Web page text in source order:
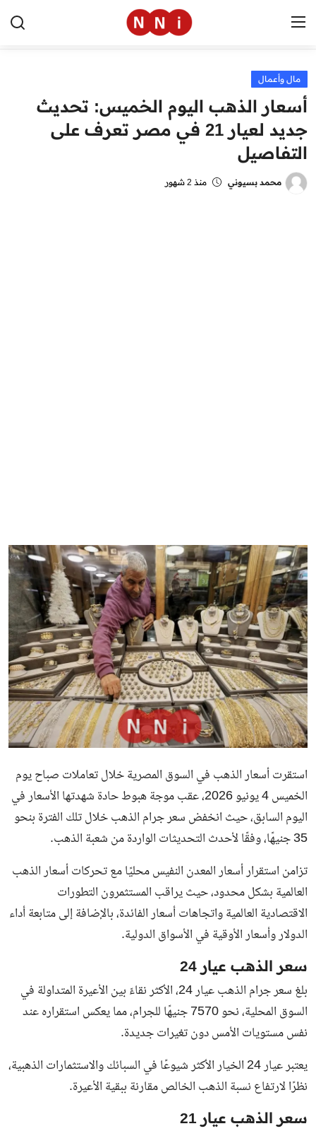
الرئيسية
اخبار مصر
العالم
الرياضة
مال وأعمال
أسعار الذهب اليوم الخميس: تحديث
جديد لعيار 21 في مصر تعرف على
التفاصيل
محمد بسيوني منذ 2 شهور
استقرت أسعار الذهب في السوق المصرية خلال تعاملات صباح يوم
الخميس 4 يونيو 2026، عقب موجة هبوط حادة شهدتها الأسعار في
اليوم السابق، حيث انخفض سعر جرام الذهب خلال تلك الفترة بنحو
35 جنيهًا، وفقًا لأحدث التحديثات الواردة من شعبة الذهب.
تزامن استقرار أسعار المعدن النفيس محليًا مع تحركات أسعار الذهب
العالمية بشكل محدود، حيث يراقب المستثمرون التطورات
الاقتصادية العالمية واتجاهات أسعار الفائدة، بالإضافة إلى متابعة أداء
الدولار وأسعار الأوقية في الأسواق الدولية.
سعر الذهب عيار 24
بلغ سعر جرام الذهب عيار 24، الأكثر نقاءً بين الأعيرة المتداولة في
السوق المحلية، نحو 7570 جنيهًا للجرام، مما يعكس استقراره عند
نفس مستويات الأمس دون تغيرات جديدة.
يعتبر عيار 24 الخيار الأكثر شيوعًا في السبائك والاستثمارات الذهبية،
نظرًا لارتفاع نسبة الذهب الخالص مقارنة ببقية الأعيرة.
سعر الذهب عيار 21